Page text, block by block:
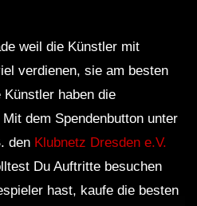
weil die Künstler mit
verdienen, sie am besten
haben die
dem Spendenbutton unter
den Klubnetz Dresden e.V.
Du Auftritte besuchen
hast, kaufe die besten